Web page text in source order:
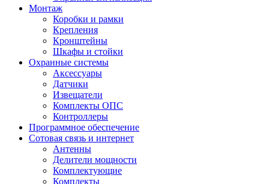
Монтаж
Коробки и рамки
Крепления
Кронштейны
Шкафы и стойки
Охранные системы
Аксессуары
Датчики
Извещатели
Комплекты ОПС
Контроллеры
Программное обеспечение
Сотовая связь и интернет
Антенны
Делители мощности
Комплектующие
Комплекты